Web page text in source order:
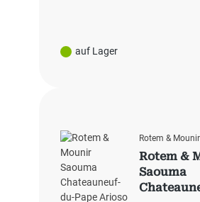
auf Lager
Rotem &
Rotem &
Saouma